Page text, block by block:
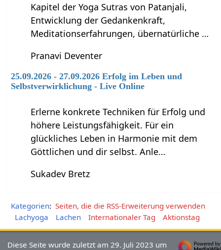
Kapitel der Yoga Sutras von Patanjali,
Entwicklung der Gedankenkraft,
Meditationserfahrungen, übernatürliche …
Pranavi Deventer
25.09.2026 - 27.09.2026 Erfolg im Leben und
Selbstverwirklichung - Live Online
Erlerne konkrete Techniken für Erfolg und
höhere Leistungsfähigkeit. Für ein
glückliches Leben in Harmonie mit dem
Göttlichen und dir selbst. Anle…
Sukadev Bretz
Kategorien: Seiten, die die RSS-Erweiterung verwenden
Lachyoga
Lachen Internationaler Tag Aktionstag
Diese Seite wurde zuletzt am 29. Juli 2023 um